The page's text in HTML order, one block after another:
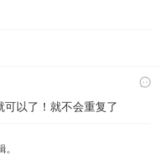
以了！就不会重复了